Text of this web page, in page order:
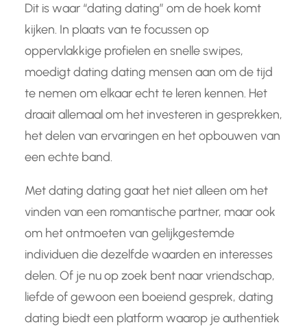
Dit is waar “dating dating” om de hoek komt
kijken. In plaats van te focussen op
oppervlakkige profielen en snelle swipes,
moedigt dating dating mensen aan om de tijd
te nemen om elkaar echt te leren kennen. Het
draait allemaal om het investeren in gesprekken,
het delen van ervaringen en het opbouwen van
een echte band.
Met dating dating gaat het niet alleen om het
vinden van een romantische partner, maar ook
om het ontmoeten van gelijkgestemde
individuen die dezelfde waarden en interesses
delen. Of je nu op zoek bent naar vriendschap,
liefde of gewoon een boeiend gesprek, dating
dating biedt een platform waarop je authentiek